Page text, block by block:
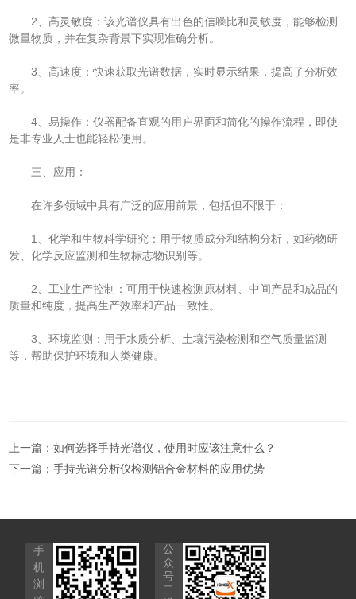
2、高灵敏度：该光谱仪具有出色的信噪比和灵敏度，能够检测
微量物质，并在复杂背景下实现准确分析。
3、高速度：快速获取光谱数据，实时显示结果，提高了分析效
率。
4、易操作：仪器配备直观的用户界面和简化的操作流程，即使
是非专业人士也能轻松使用。
三、应用：
在许多领域中具有广泛的应用前景，包括但不限于：
1、化学和生物科学研究：用于物质成分和结构分析，如药物研
发、化学反应监测和生物标志物识别等。
2、工业生产控制：可用于快速检测原材料、中间产品和成品的
质量和纯度，提高生产效率和产品一致性。
3、环境监测：用于水质分析、土壤污染检测和空气质量监测
等，帮助保护环境和人类健康。
上一篇：如何选择手持光谱仪，使用时应该注意什么？
下一篇：手持光谱分析仪检测铝合金材料的应用优势
手
机
浏
公
众
号
二